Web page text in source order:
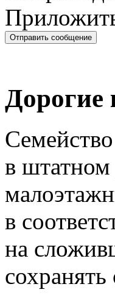
Дорогие
в штатном
в
на